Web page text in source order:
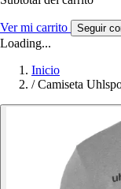
Ver mi carrito Seguir
Loading...
Inicio
/ Camiseta